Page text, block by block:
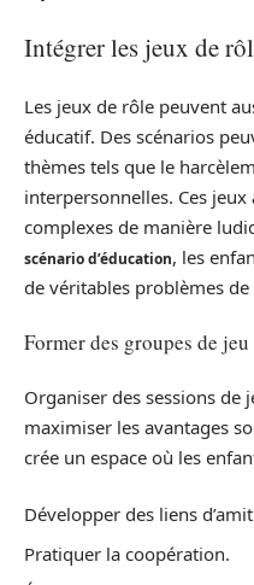
Intégrer les jeux de
Les jeux de rôle peuvent
éducatif. Des scénarios
thèmes tels que le
interpersonnelles. Ces
complexes de manière
scénario d’éducation, les
de véritables problèmes de
Former des groupes de jeu
Organiser des sessions de
maximiser les avantages
crée un espace où les
Développer des liens
Pratiquer la coopération.